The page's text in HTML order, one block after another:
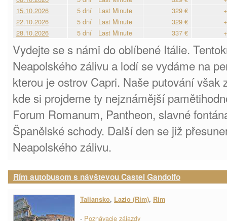
15.10.2026
5 dní Last Minute 329 €
22.10.2026
5 dní Last Minute 329 €
28.10.2026
5 dní Last Minute 337 €
Vydejte se s námi do oblíbené Itálie.
Neapolského zálivu a lodí se vydáme na
kterou je ostrov Capri. Naše putování však
kde si projdeme ty nejznámější
Forum Romanum, Pantheon, slavné
Španělské schody. Další den se již
Neapolského zálivu.
Rím autobusom s návštevou Castel Gandolfo
Taliansko, Lazio (Rím), Rím
- Poznávacie zájazdy